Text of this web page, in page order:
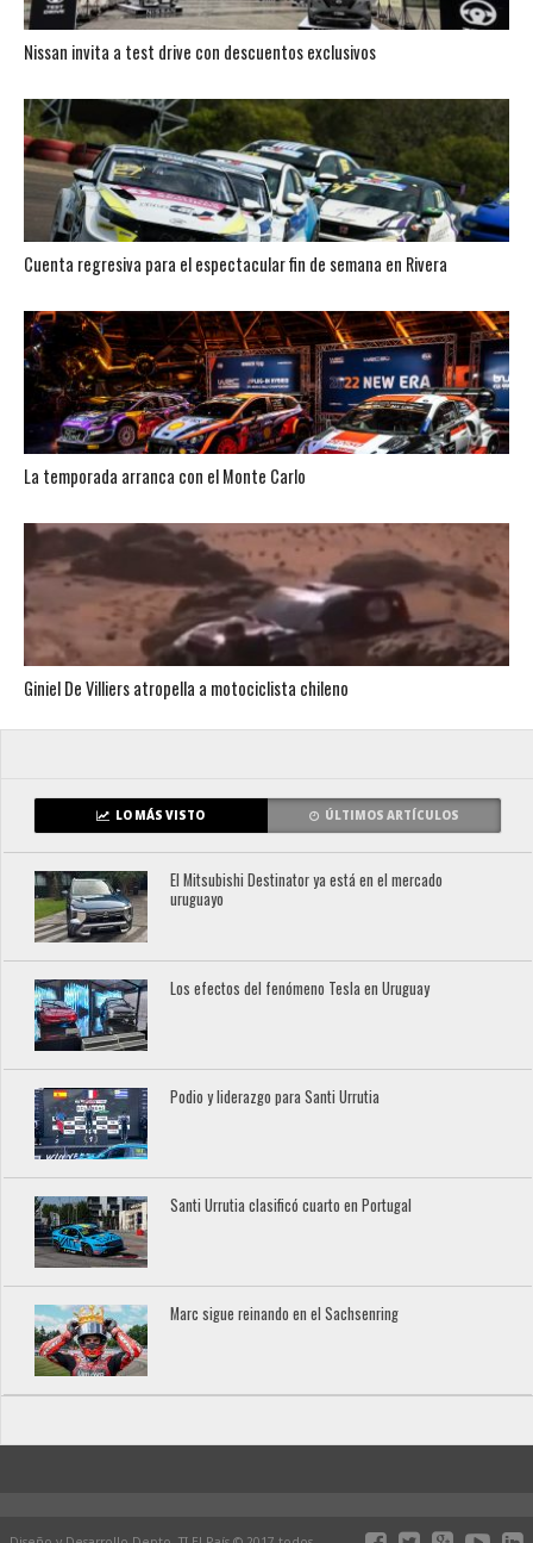
Nissan invita a test drive con descuentos exclusivos
Cuenta regresiva para el espectacular fin de semana en Rivera
La temporada arranca con el Monte Carlo
Giniel De Villiers atropella a motociclista chileno
LO MÁS VISTO ÚLTIMOS ARTÍCULOS
El Mitsubishi Destinator ya está en el mercado
uruguayo
Los efectos del fenómeno Tesla en Uruguay
Podio y liderazgo para Santi Urrutia
Santi Urrutia clasificó cuarto en Portugal
Marc sigue reinando en el Sachsenring